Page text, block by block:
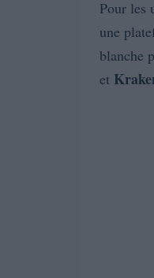
Pour les
une
blanche
et